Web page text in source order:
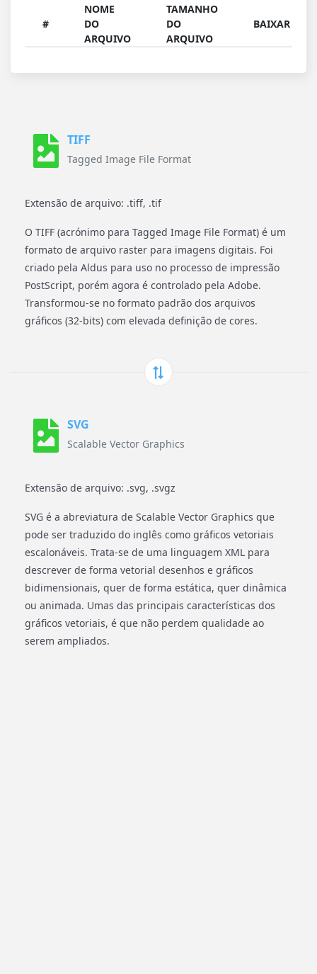
#
NOME
DO
ARQUIVO
TAMANHO
DO
ARQUIVO
BAIXAR
TIFF
Tagged Image File Format
Extensão de arquivo: .tiff, .tif
O TIFF (acrónimo para Tagged Image File Format) é um
formato de arquivo raster para imagens digitais. Foi
criado pela Aldus para uso no processo de impressão
PostScript, porém agora é controlado pela Adobe.
Transformou-se no formato padrão dos arquivos
gráficos (32-bits) com elevada definição de cores.
SVG
Scalable Vector Graphics
Extensão de arquivo: .svg, .svgz
SVG é a abreviatura de Scalable Vector Graphics que
pode ser traduzido do inglês como gráficos vetoriais
escalonáveis. Trata-se de uma linguagem XML para
descrever de forma vetorial desenhos e gráficos
bidimensionais, quer de forma estática, quer dinâmica
ou animada. Umas das principais características dos
gráficos vetoriais, é que não perdem qualidade ao
serem ampliados.